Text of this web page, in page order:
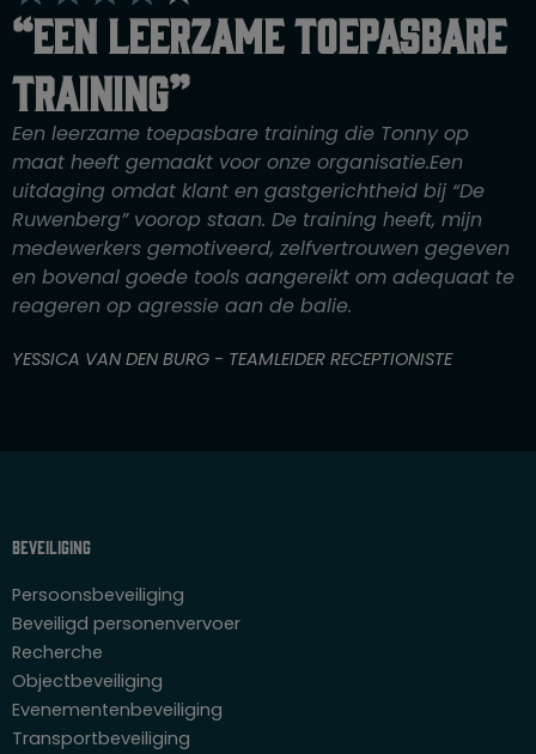
a
a
e
r
i
n
g
4
v
n
“Een leerzame toepasbare
training”
Een leerzame toepasbare training die Tonny op
maat heeft gemaakt voor onze organisatie.Een
uitdaging omdat klant en gastgerichtheid bij “De
Ruwenberg” voorop staan. De training heeft, mijn
medewerkers gemotiveerd, zelfvertrouwen gegeven
en bovenal goede tools aangereikt om adequaat te
reageren op agressie aan de balie.
YESSICA VAN DEN BURG - TEAMLEIDER RECEPTIONISTE
Beveiliging
Persoonsbeveiliging
Beveiligd personenvervoer
Recherche
Objectbeveiliging
Evenementenbeveiliging
Transportbeveiliging